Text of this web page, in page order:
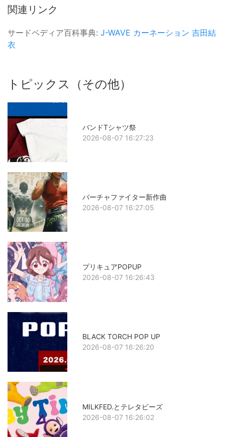
関連リンク
サードペディア百科事典: J-WAVE カーネーション 吉田結
衣
トピックス（その他）
バンドTシャツ祭
2026-08-07 16:27:23
バーチャファイター新作曲
2026-08-07 16:27:05
プリキュアPOPUP
2026-08-07 16:26:43
BLACK TORCH POP UP
2026-08-07 16:26:20
MILKFED.とテレタビーズ
2026-08-07 16:26:02